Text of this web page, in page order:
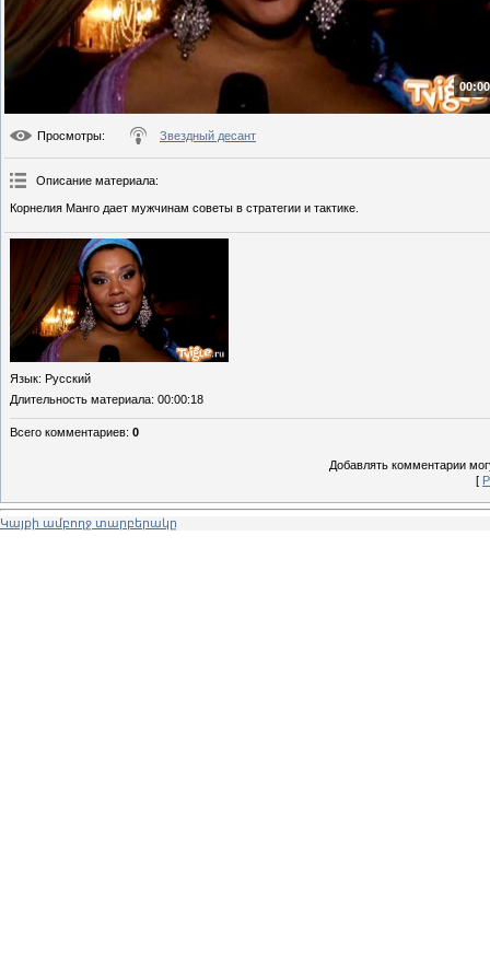
Просмотры: Звездный десант
Описание материала:
Корнелия Манго дает мужчинам советы в стратегии и тактике.
Язык: Русский
Длительность материала: 00:00:18
Всего комментариев: 0
Добавлять комментарии
[
Կայքի ամբողջ տարբերակը